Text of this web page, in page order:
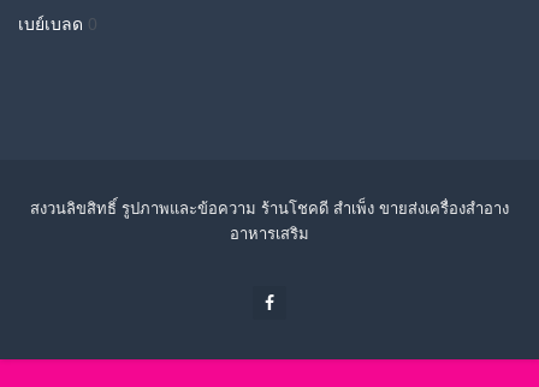
เบย์เบลด 0
สงวนลิขสิทธิ์ รูปภาพและข้อความ ร้านโชคดี สำเพ็ง ขายส่งเครื่องสำอาง
อาหารเสริม